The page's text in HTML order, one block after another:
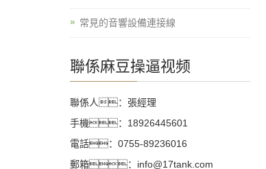
常見的音響設備連接線
聯係麻豆操逼视频
聯係人：張經理
手機：18926445601
電話：0755-89236016
郵箱：info@17tank.com